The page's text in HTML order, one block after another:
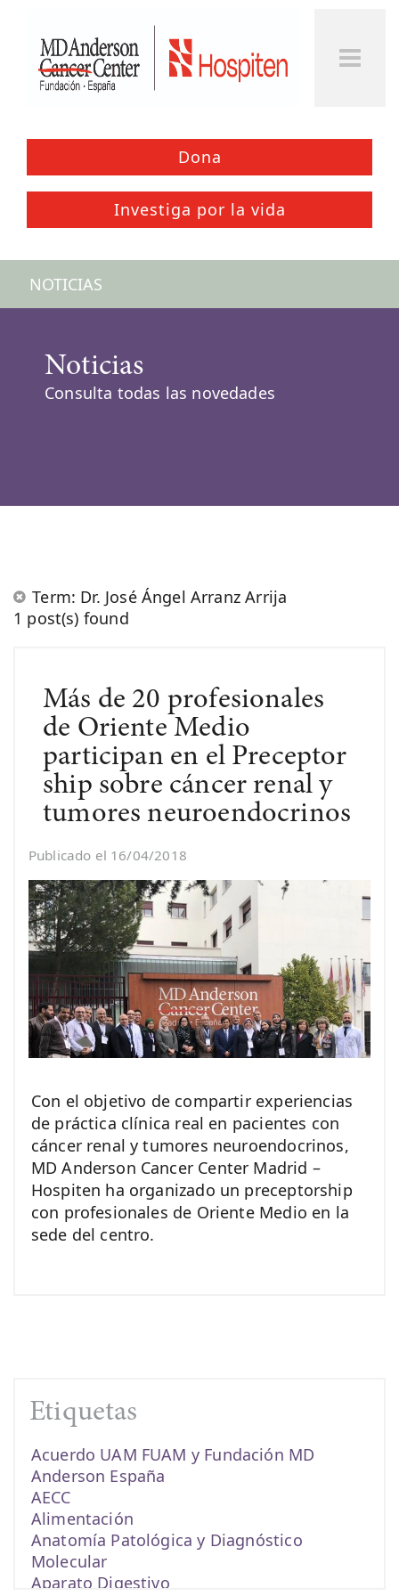
Dona
Investiga por la vida
NOTICIAS
Noticias
Consulta todas las novedades
Term: Dr. José Ángel Arranz Arrija
1 post(s) found
Más de 20 profesionales
de Oriente Medio
participan en el Preceptor
ship sobre cáncer renal y
tumores neuroendocrinos
Publicado el 16/04/2018
Con el objetivo de compartir experiencias
de práctica clínica real en pacientes con
cáncer renal y tumores neuroendocrinos,
MD Anderson Cancer Center Madrid –
Hospiten ha organizado un preceptorship
con profesionales de Oriente Medio en la
sede del centro.
Etiquetas
Acuerdo UAM FUAM y Fundación MD
Anderson España
AECC
Alimentación
Anatomía Patológica y Diagnóstico
Molecular
Aparato Digestivo